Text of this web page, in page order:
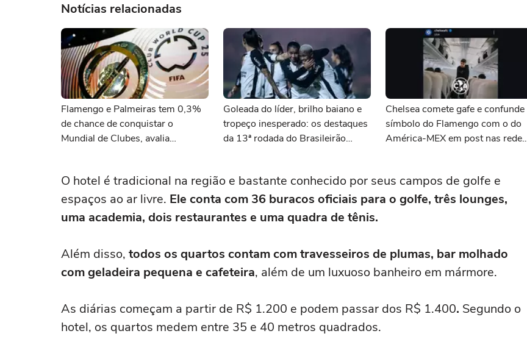
Notícias relacionadas
Flamengo e Palmeiras tem 0,3%
de chance de conquistar o
Mundial de Clubes, avalia
Goleada do líder, brilho baiano e
tropeço inesperado: os destaques
da 13ª rodada do Brasileirão
Chelsea comete gafe e confunde
símbolo do Flamengo com o do
América-MEX em post nas redes
O hotel é tradicional na região e bastante conhecido por seus campos de golfe e
espaços ao ar livre. Ele conta com 36 buracos oficiais para o golfe, três lounges,
uma academia, dois restaurantes e uma quadra de tênis.
Além disso, todos os quartos contam com travesseiros de plumas, bar molhado
com geladeira pequena e cafeteira, além de um luxuoso banheiro em mármore.
As diárias começam a partir de R$ 1.200 e podem passar dos R$ 1.400. Segundo o
hotel, os quartos medem entre 35 e 40 metros quadrados.